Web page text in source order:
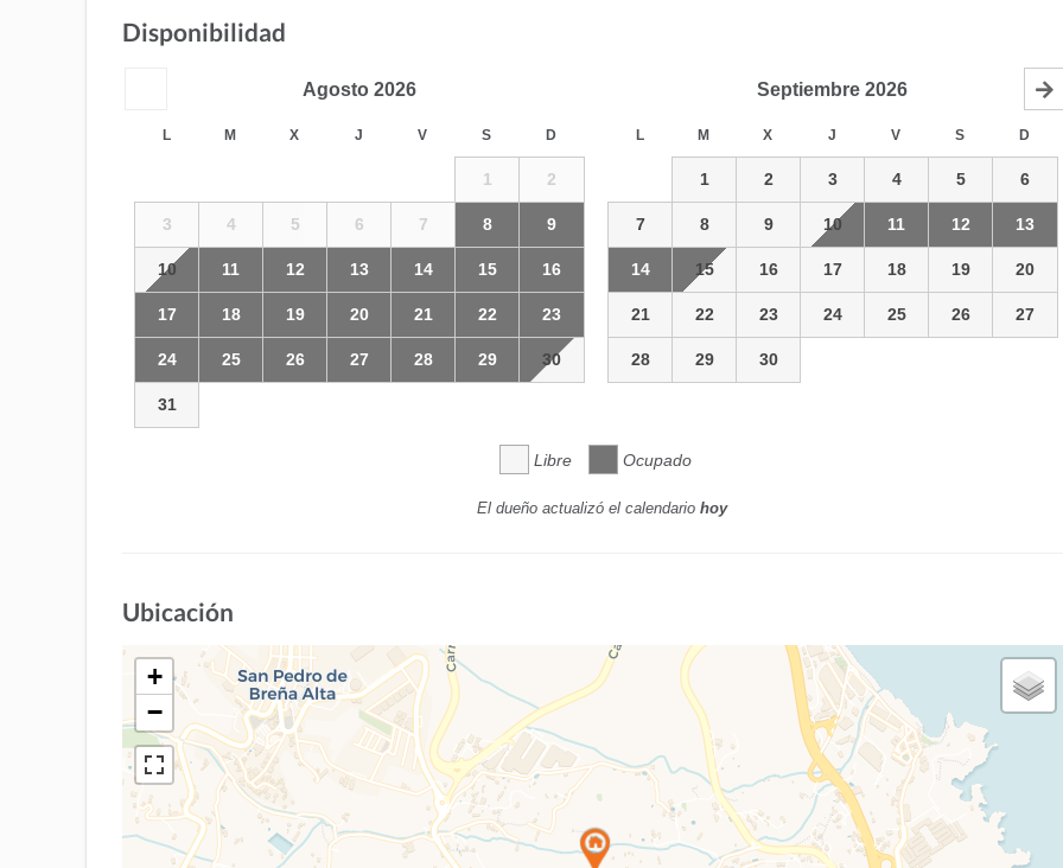
Disponibilidad
Agosto 2026
L M X J V S D
1 2
3 4 5 6 7 8 9
10 11 12 13 14 15 16
17 18 19 20 21 22 23
24 25 26 27 28 29 30
31
Septiembre 2026
L M X J V S D
1 2 3 4 5 6
7 8 9 10 11 12 13
14 15 16 17 18 19 20
21 22 23 24 25 26 27
28 29 30
Libre Ocupado
El dueño actualizó el calendario hoy
Ubicación
+
−